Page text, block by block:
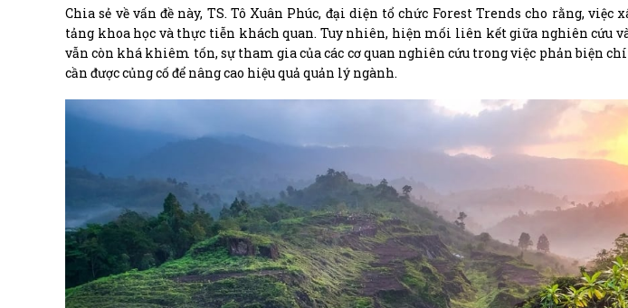
Chia sẻ về vấn đề này, TS. Tô Xuân Phúc, đại diện tổ chức Forest Trends cho rằng,
tảng khoa học và thực tiễn khách quan. Tuy nhiên, hiện mối liên kết giữa nghiên cứu
vẫn còn khá khiêm tốn, sự tham gia của các cơ quan nghiên cứu trong việc phản biện
cần được củng cố để nâng cao hiệu quả quản lý ngành.